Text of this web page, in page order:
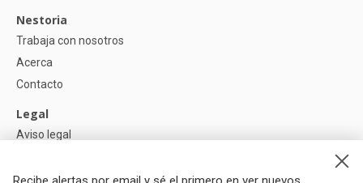
Nestoria
Trabaja con nosotros
Acerca
Contacto
Legal
Aviso legal
Política de Cookies